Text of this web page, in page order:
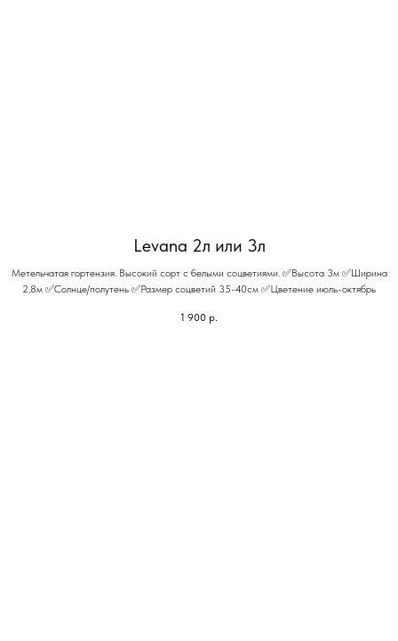
Levana 2л или 3л
Метельчатая гортензия. Высокий сорт с белыми соцветиями. ✅Высота 3м ✅Ширина
2,8м ✅Солнце/полутень ✅Размер соцветий 35-40см ✅Цветение июль-октябрь
1 900 р.